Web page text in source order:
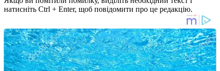
натисніть Ctrl + Enter, щоб повідомити про це редакцію.